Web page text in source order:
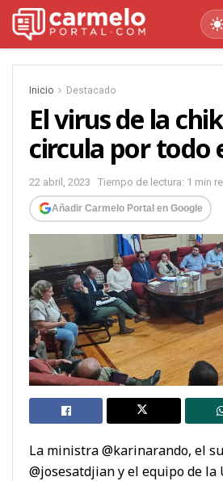
Inicio Destacado
El virus de la
circula por todo
22 abril, 2023 Tiempo de lectura: 1 min
Añadir Carmelo Portal en Google
La ministra @karinarando, el
@josesatdjian y el equipo de la